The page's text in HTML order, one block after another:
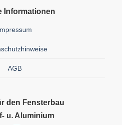
Informationen
AGB
den Fensterbau
u. Aluminium